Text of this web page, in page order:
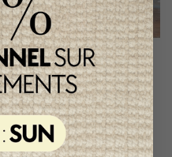
Robe Allaitement
Séraphine
334,95$CA